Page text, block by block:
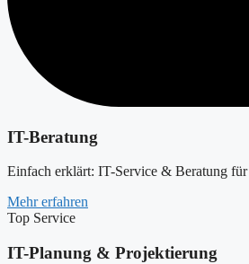
IT-Beratung
Einfach erklärt: IT-Service & Beratung
Mehr erfahren
Top Service
IT-Planung & Projektierung